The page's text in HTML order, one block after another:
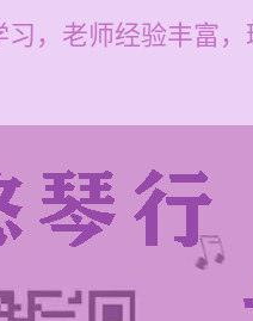
，老师经验丰富